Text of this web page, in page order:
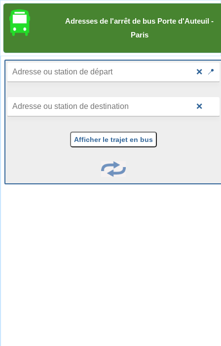
Adresses de l'arrêt de bus Porte d'Auteuil -
Paris
❌ 📍
❌
Afficher le trajet en bus